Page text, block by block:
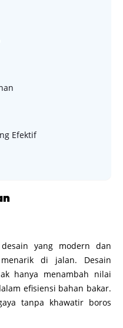
Efektif
yang modern dan
di jalan. Desain
hanya menambah nilai
efisiensi bahan bakar.
tanpa khawatir boros